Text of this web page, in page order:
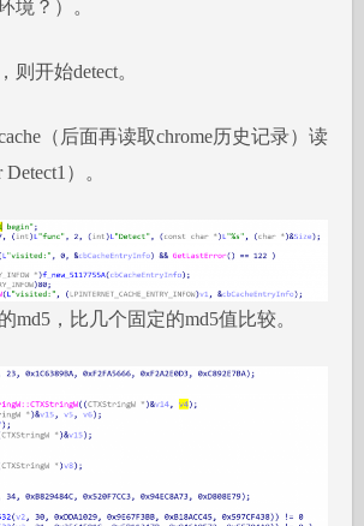
境？）。
则开始detect。
（后面再读取chrome历史记录）读
）。
md5，比几个固定的md5值比较。